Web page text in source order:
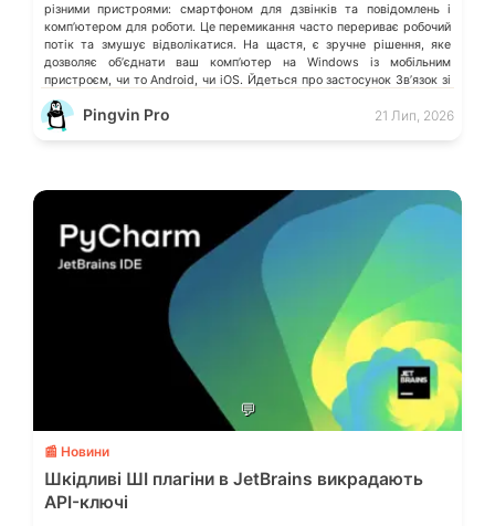
різними пристроями: смартфоном для дзвінків та повідомлень і
компʼютером для роботи. Це перемикання часто перериває робочий
потік та змушує відволікатися. На щастя, є зручне рішення, яке
дозволяє обʼєднати ваш компʼютер на Windows із мобільним
пристроєм, чи то Android, чи iOS. Йдеться про застосунок Звʼязок зі
смартфоном (Phone Link) від Microsoft, що перетворює ваш ПК на
своєрідний «міст» до функцій смартфона.
Pingvin Pro 21 Лип, 2026
💬
📰 Новини
Шкідливі ШІ плагіни в JetBrains викрадають
API-ключі